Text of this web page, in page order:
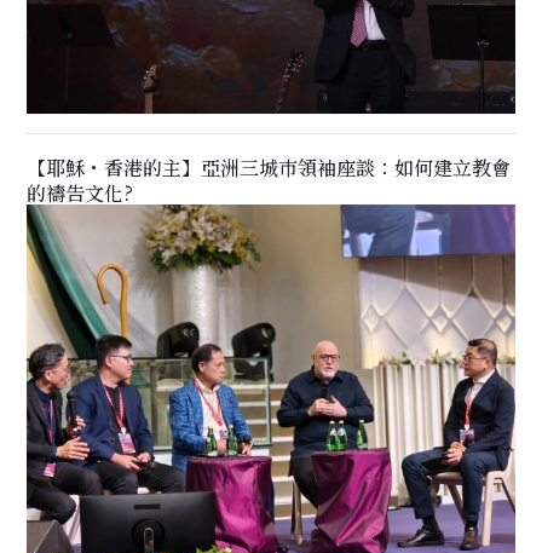
【耶穌・香港的主】亞洲三城巿領袖座談：如何建立教會
的禱告文化?